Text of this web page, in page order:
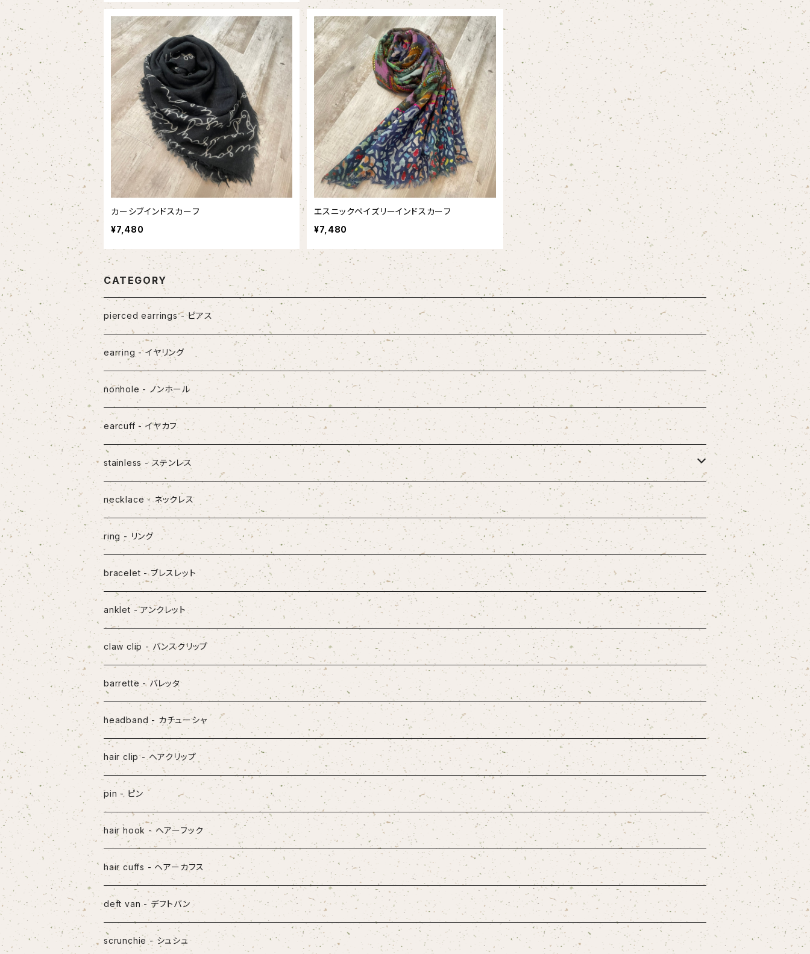
カーシブインドスカーフ
¥7,480
エスニックペイズリーインドスカーフ
¥7,480
CATEGORY
pierced earrings - ピアス
earring - イヤリング
nonhole - ノンホール
earcuff - イヤカフ
stainless - ステンレス
pierced earrings - ピアス
earcuff - イヤカフ
necklace - ネックレス
ring - リング
bracelet - ブレスレット
mask straps - マスクストラップ
necklace - ネックレス
ring - リング
bracelet - ブレスレット
anklet - アンクレット
claw clip - バンスクリップ
barrette - バレッタ
headband - カチューシャ
hair clip - ヘアクリップ
pin - ピン
hair hook - ヘアーフック
hair cuffs - ヘアーカフス
deft van - デフトバン
scrunchie - シュシュ